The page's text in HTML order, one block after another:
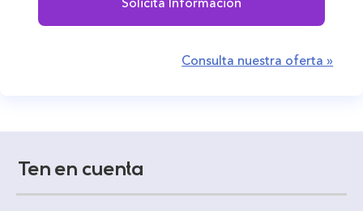
Consulta nuestra oferta »
Ten en cuenta